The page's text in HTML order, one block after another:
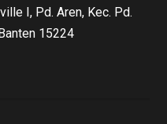
I, Pd. Aren, Kec. Pd.
15224